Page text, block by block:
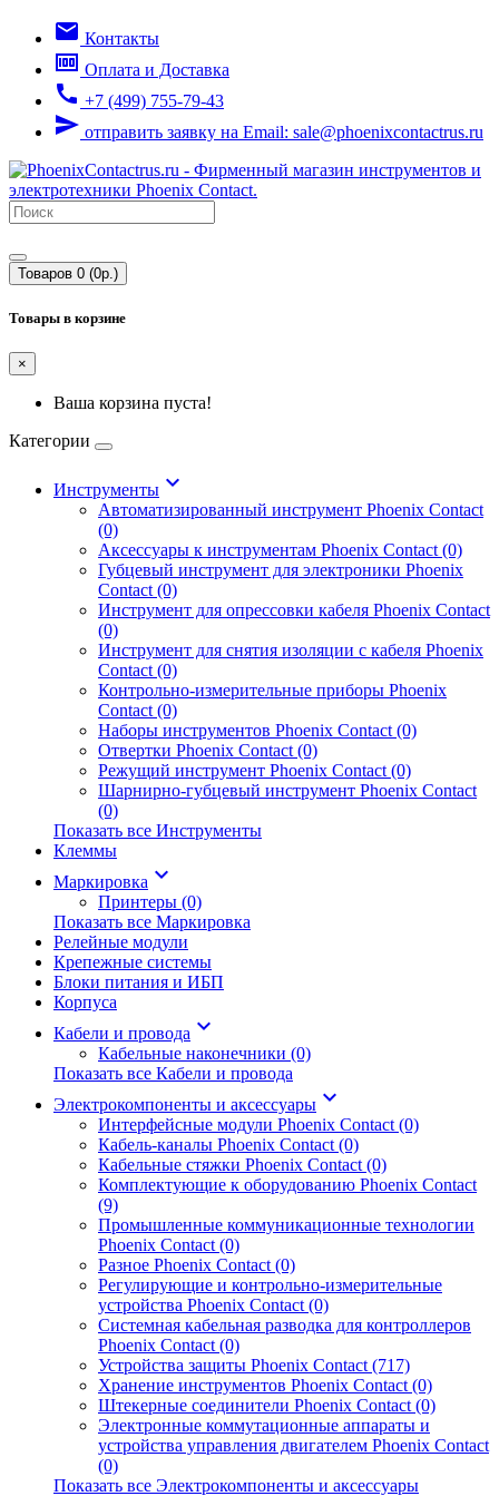
email Контакты
money Оплата и Доставка
call +7 (499) 755-79-43
send отправить заявку на Email: sale@phoenixcontactrus.ru
Товаров 0 (0р.)
Товары в корзине
×
Ваша корзина пуста!
Категории
Инструменты keyboard_arrow_down
Автоматизированный инструмент Phoenix Contact
(0)
Аксессуары к инструментам Phoenix Contact (0)
Губцевый инструмент для электроники Phoenix
Contact (0)
Инструмент для опрессовки кабеля Phoenix Contact
(0)
Инструмент для снятия изоляции с кабеля Phoenix
Contact (0)
Контрольно-измерительные приборы Phoenix
Contact (0)
Наборы инструментов Phoenix Contact (0)
Отвертки Phoenix Contact (0)
Режущий инструмент Phoenix Contact (0)
Шарнирно-губцевый инструмент Phoenix Contact
(0)
Показать все Инструменты
Клеммы
Маркировка keyboard_arrow_down
Принтеры (0)
Показать все Маркировка
Релейные модули
Крепежные системы
Блоки питания и ИБП
Корпуса
Кабели и провода keyboard_arrow_down
Кабельные наконечники (0)
Показать все Кабели и провода
Электрокомпоненты и аксессуары keyboard_arrow_down
Интерфейсные модули Phoenix Contact (0)
Кабель-каналы Phoenix Contact (0)
Кабельные стяжки Phoenix Contact (0)
Комплектующие к оборудованию Phoenix Contact
(9)
Промышленные коммуникационные технологии
Phoenix Contact (0)
Разное Phoenix Contact (0)
Регулирующие и контрольно-измерительные
устройства Phoenix Contact (0)
Системная кабельная разводка для контроллеров
Phoenix Contact (0)
Устройства защиты Phoenix Contact (717)
Хранение инструментов Phoenix Contact (0)
Штекерные соединители Phoenix Contact (0)
Электронные коммутационные аппараты и
устройства управления двигателем Phoenix Contact
(0)
Показать все Электрокомпоненты и аксессуары